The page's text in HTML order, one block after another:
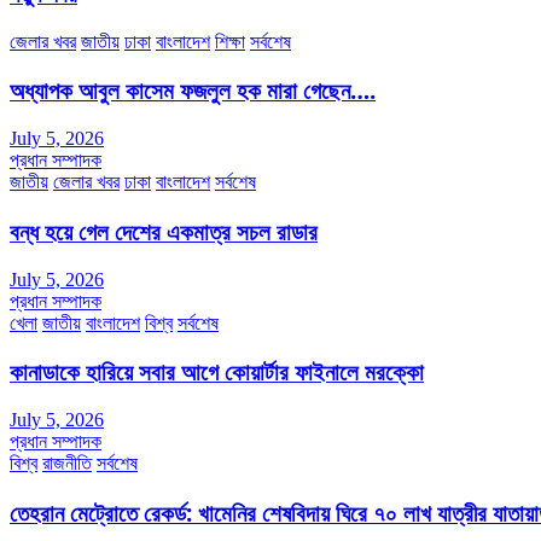
জেলার খবর জাতীয় ঢাকা বাংলাদেশ শিক্ষা সর্বশেষ
অধ্যাপক আবুল কাসেম ফজলুল হক মারা গেছেন….
July 5, 2026
প্রধান সম্পাদক
জাতীয় জেলার খবর ঢাকা বাংলাদেশ সর্বশেষ
বন্ধ হয়ে গেল দেশের একমাত্র সচল রাডার
July 5, 2026
প্রধান সম্পাদক
খেলা জাতীয় বাংলাদেশ বিশ্ব সর্বশেষ
কানাডাকে হারিয়ে সবার আগে কোয়ার্টার ফাইনালে মরক্কো
July 5, 2026
প্রধান সম্পাদক
বিশ্ব রাজনীতি সর্বশেষ
তেহরান মেট্রোতে রেকর্ড: খামেনির শেষবিদায় ঘিরে ৭০ লাখ যাত্রীর